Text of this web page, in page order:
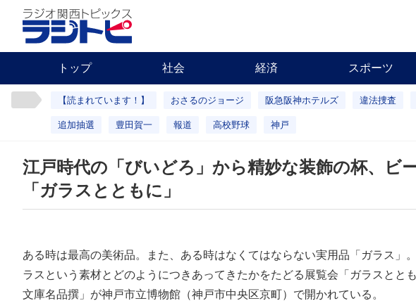
トップ 社会 経済 スポーツ
【読まれています！】 おさるのジョージ 阪急阪神ホテルズ 違法捜査
追加抽選 豊田賀一 報道 高校野球 神戸
江戸時代の「びいどろ」から精妙な装飾の杯、
「ガラスとともに」
ある時は最高の美術品。また、ある時はなくてはならない実用品「ガラス」
ラスという素材とどのようにつきあってきたかをたどる展覧会「ガラスとと
文庫名品撰」が神戸市立博物館（神戸市中央区京町）で開かれている。